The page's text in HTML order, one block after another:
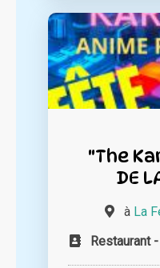
"The
DE
à La
Restaurant -